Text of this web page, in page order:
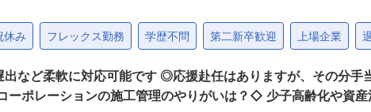
休み フレックス勤務 学歴不問 第二新卒歓迎 上場企業
など柔軟に対応可能です ◎応援赴任はありますが、その分手